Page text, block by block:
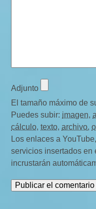
Adjunto
El tamaño máximo de
Puedes subir: imagen,
cálculo,texto,archivo,
Los enlaces a
servicios insertados en
incrustarán